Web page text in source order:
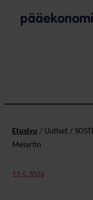
Etusivu / Uutiset /
Melartin
12.5.2026